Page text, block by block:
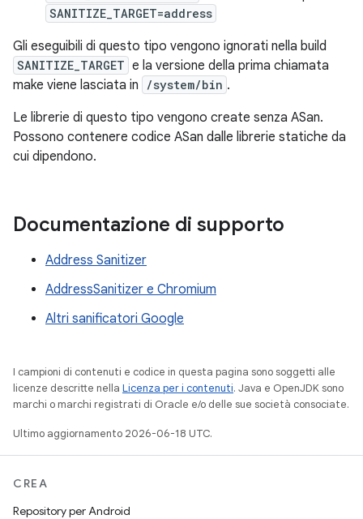
SANITIZE_TARGET=address
Gli eseguibili di questo tipo vengono ignorati nella build
SANITIZE_TARGET e la versione della prima chiamata
make viene lasciata in
/system/bin .
Le librerie di questo tipo vengono create senza ASan.
Possono contenere codice ASan dalle librerie statiche da
cui dipendono.
Documentazione di supporto
Address Sanitizer
AddressSanitizer e Chromium
Altri sanificatori Google
I campioni di contenuti e codice in questa pagina sono soggetti alle
licenze descritte nella Licenza per i contenuti. Java e OpenJDK sono
marchi o marchi registrati di Oracle e/o delle sue società consociate.
Ultimo aggiornamento 2026-06-18 UTC.
CREA
Repository per Android